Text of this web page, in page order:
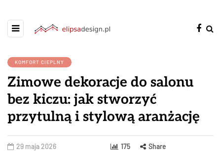
KOMFORT CIEPLNY
Zimowe dekoracje do salonu
bez kiczu: jak stworzyć
przytulną i stylową aranżację
29 maja 2026 175 Share